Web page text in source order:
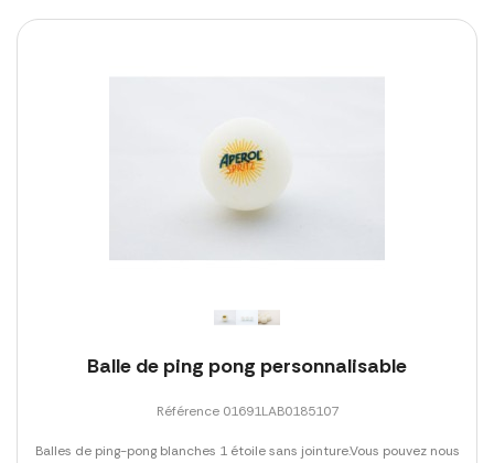
Balle de ping pong personnalisable
Référence 01691LAB0185107
Balles de ping-pong blanches 1 étoile sans jointure.Vous pouvez nous